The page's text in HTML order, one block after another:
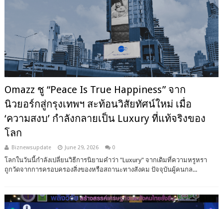
Omazz ชู “Peace Is True Happiness” จาก
นิวยอร์กสู่กรุงเทพฯ สะท้อนวิสัยทัศน์ใหม่ เมื่อ
‘ความสงบ’ กำลังกลายเป็น Luxury ที่แท้จริงของ
โลก
Biznewsupdate June 29, 2026 0
โลกในวันนี้กำลังเปลี่ยนวิธีการนิยามคำว่า "Luxury" จากเดิมที่ความหรูหรา
ถูกวัดจากการครอบครองสิ่งของหรือสถานะทางสังคม ปัจจุบันผู้คนกล...